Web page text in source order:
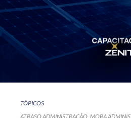
TÓPICOS
ATRASO ADMINISTRAÇÃO MORA